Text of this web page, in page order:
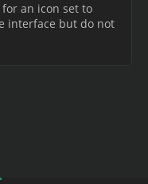
an icon set to
interface but do not